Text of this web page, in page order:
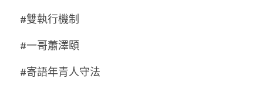
#雙執行機制
#一哥蕭澤頤
#寄語年青人守法